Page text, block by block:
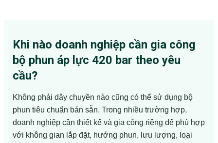
Khi nào doanh nghiệp cần gia công
bộ phun áp lực 420 bar theo yêu
cầu?
Không phải dây chuyền nào cũng có thể sử dụng bộ
phun tiêu chuẩn bán sẵn. Trong nhiều trường hợp,
doanh nghiệp cần thiết kế và gia công riêng để phù hợp
với không gian lắp đặt, hướng phun, lưu lượng, loại